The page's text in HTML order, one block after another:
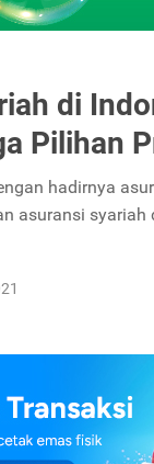
di
Pilihan
hadirnya
asuransi